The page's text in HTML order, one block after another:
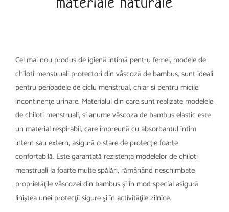
Cel mai nou produs de igienă intimă pentru femei, modele de
chiloti menstruali protectori din vâscoză de bambus, sunt ideali
pentru perioadele de ciclu menstrual, chiar si pentru micile
incontinenţe urinare. Materialul din care sunt realizate modelele
de chiloti menstruali, si anume vâscoza de bambus elastic este
un material respirabil, care împreună cu absorbantul intim
intern sau extern, asigură o stare de protecţie foarte
confortabilă. Este garantată rezistenţa modelelor de chiloti
menstruali la foarte multe spălări, rămânând neschimbate
proprietăţile vâscozei din bambus şi în mod special asigură
liniştea unei protecţii sigure şi în activităţile zilnice.